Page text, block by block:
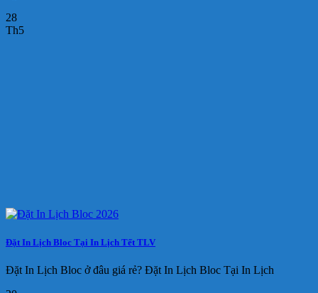
28
Th5
Đặt In Lịch Bloc Tại In Lịch Tết TLV
Đặt In Lịch Bloc ở đâu giá rẻ? Đặt In Lịch Bloc Tại In Lịch